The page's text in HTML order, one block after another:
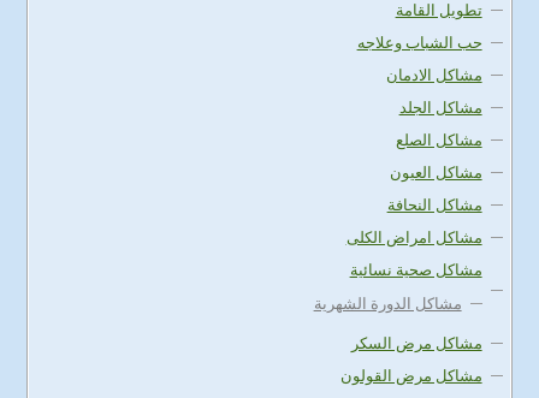
تطويل القامة
حب الشباب وعلاجه
مشاكل الادمان
مشاكل الجلد
مشاكل الصلع
مشاكل العيون
مشاكل النحافة
مشاكل امراض الكلى
مشاكل صحية نسائية
مشاكل الدورة الشهرية
مشاكل مرض السكر
مشاكل مرض القولون